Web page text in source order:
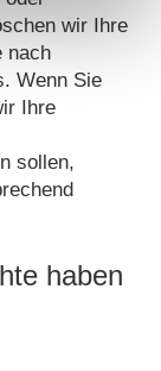
wir Ihre
nach
Wenn Sie
Ihre
sollen,
haben